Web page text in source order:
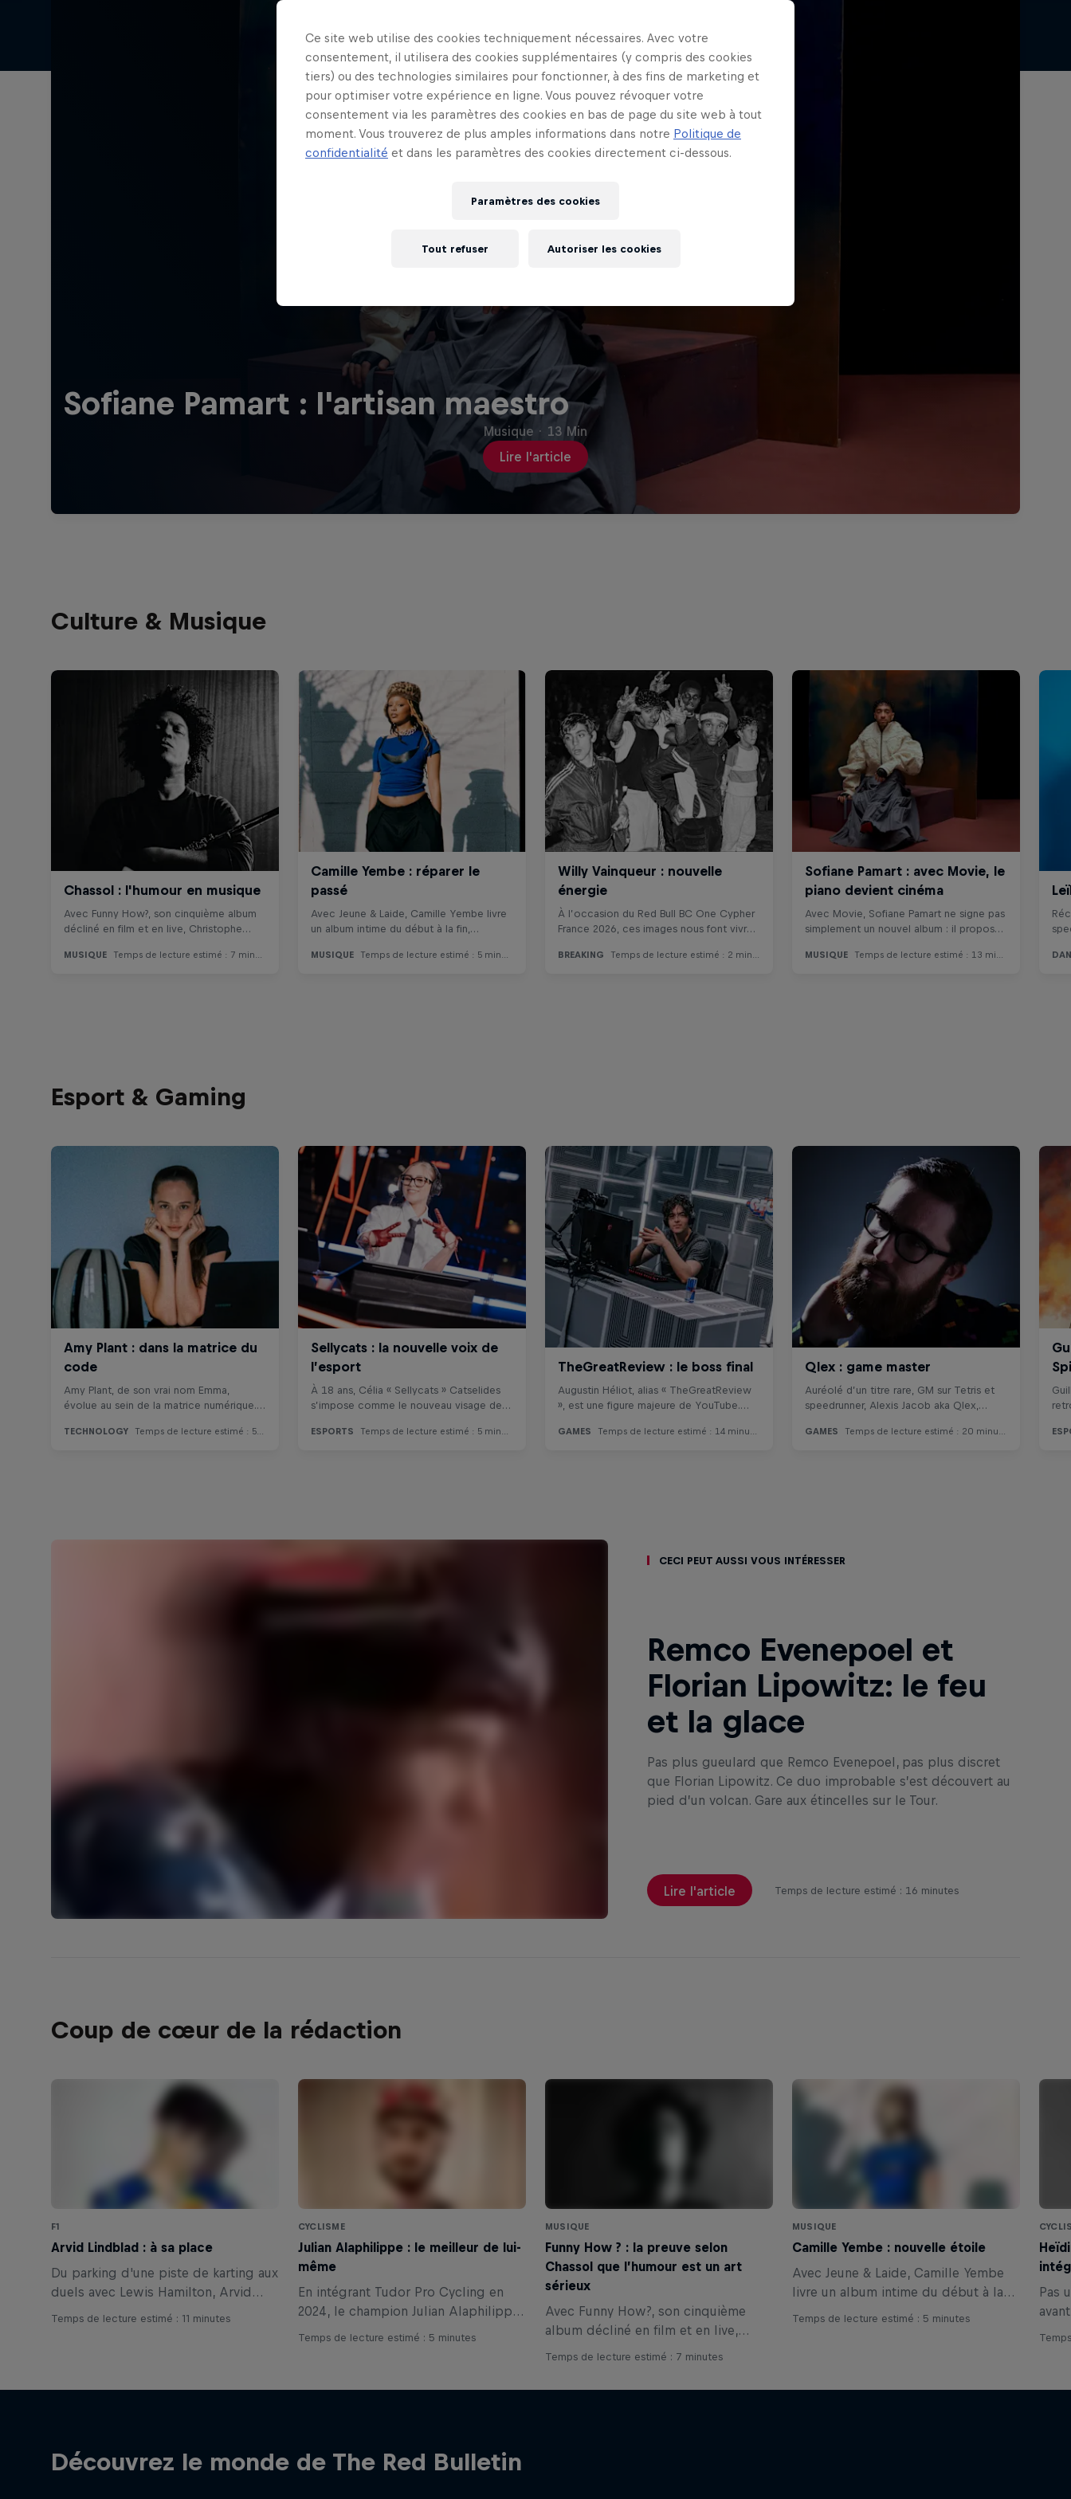
Sofiane Pamart : l'artisan maestro
Lire l'article
Musique · 13 Min
Culture & Musique
Esport & Gaming
Ceci peut aussi vous intéresser
Remco Evenepoel et
Florian Lipowitz: le feu
et la glace
Pas plus gueulard que Remco Evenepoel, pas plus discret
que Florian Lipowitz. Ce duo improbable s’est découvert au
pied d’un volcan. Gare aux étincelles sur le Tour.
Lire l'article Temps de lecture estimé : 16 minutes
Coup de cœur de la rédaction
F1
Arvid Lindblad : à sa place
Du parking d'une piste de karting aux
duels avec Lewis Hamilton, Arvid
Lindblad a transformé son rêve
Temps de lecture estimé : 11 minutes
CYCLISME
Julian Alaphilippe : le meilleur de lui-
même
En intégrant Tudor Pro Cycling en
2024, le champion Julian Alaphilippe
entendait tout donner, avec panache.
Temps de lecture estimé : 5 minutes
MUSIQUE
Funny How ? : la preuve selon
Chassol que l’humour est un art
sérieux
Avec Funny How?, son cinquième
album décliné en film et en live,
Christophe Chassol transforme le
signe son projet le plus engagé.
Temps de lecture estimé : 7 minutes
MUSIQUE
Camille Yembe : nouvelle étoile
Avec Jeune & Laide, Camille Yembe
livre un album intime du début à la
fin, imposant ainsi son récit et sa voix
Temps de lecture estimé : 5 minutes
Pas
Découvrez le monde de The Red Bulletin
Ce site web utilise des cookies techniquement nécessaires. Avec votre
consentement, il utilisera des cookies supplémentaires (y compris des cookies
tiers) ou des technologies similaires pour fonctionner, à des fins de marketing et
pour optimiser votre expérience en ligne. Vous pouvez révoquer votre
consentement via les paramètres des cookies en bas de page du site web à tout
moment. Vous trouverez de plus amples informations dans notre Politique de
confidentialité et dans les paramètres des cookies directement ci-dessous.
Paramètres des cookies
Tout refuser Autoriser les cookies